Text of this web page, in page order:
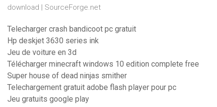
download | SourceForge.net
Telecharger crash bandicoot pc gratuit
Hp deskjet 3630 series ink
Jeu de voiture en 3d
Télécharger minecraft windows 10 edition complete free
Super house of dead ninjas smither
Telechargement gratuit adobe flash player pour pc
Jeu gratuits google play